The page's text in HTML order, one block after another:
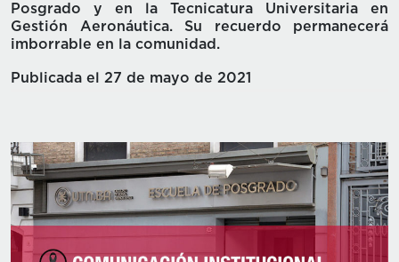
Posgrado y en la Tecnicatura Universitaria en
Gestión Aeronáutica. Su recuerdo permanecerá
imborrable en la comunidad.
Publicada el 27 de mayo de 2021